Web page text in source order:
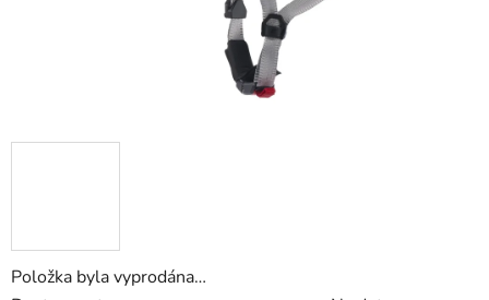
Položka byla vyprodána…